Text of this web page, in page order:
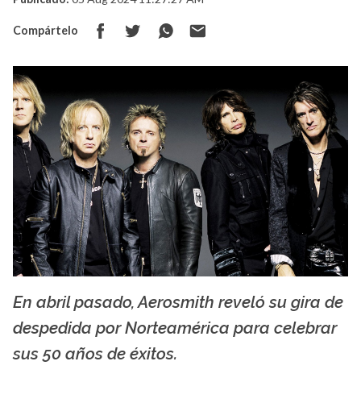
Compártelo
La X mas música
En abril pasado, Aerosmith reveló su gira de
despedida por Norteamérica para celebrar
sus 50 años de éxitos.